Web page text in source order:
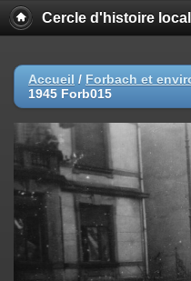
Cercle d'histoire
Accueil / Forbach et
1945 Forb015